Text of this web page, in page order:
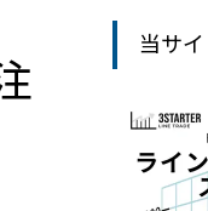
るのか？唯一の救
。とドル円について
当サ